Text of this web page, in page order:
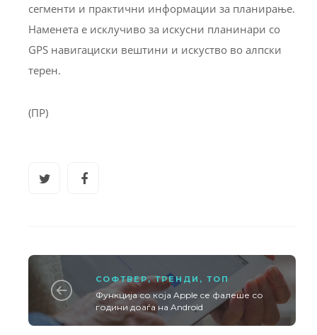
сегменти и практични информации за планирање.
Наменета е исклучиво за искусни планинари со
GPS навигациски вештини и искуство во алпски
терен.
(ПР)
СОФТВЕР,ТРЕНДИ , ТОП
Функција со која Apple се фалеше со
години доаѓа на Android